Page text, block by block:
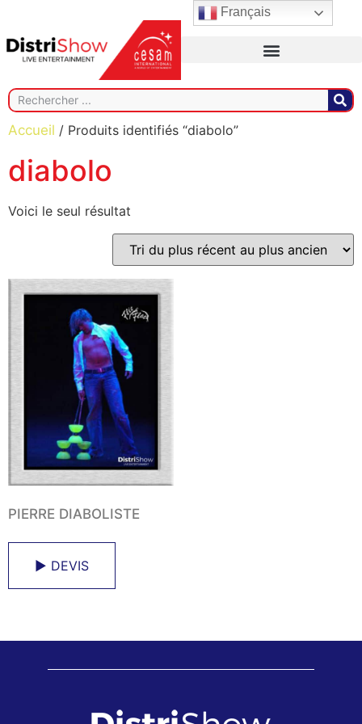
Accueil / Produits identifiés “diabolo”
diabolo
Voici le seul résultat
PIERRE DIABOLISTE
► DEVIS
Français